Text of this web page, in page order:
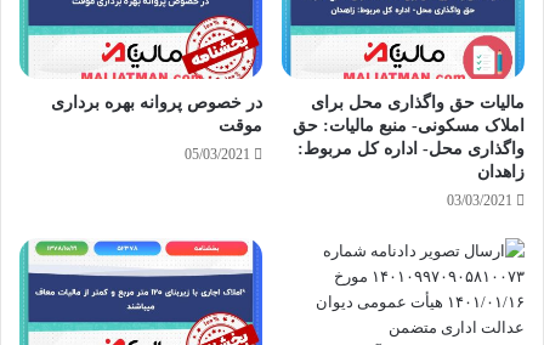
مالیات حق واگذاری محل برای
املاک مسکونی- منبع مالیات: حق
واگذاری محل- اداره کل مربوط:
زاهدان
03/03/2021
در خصوص پروانه بهره برداری
موقت
05/03/2021